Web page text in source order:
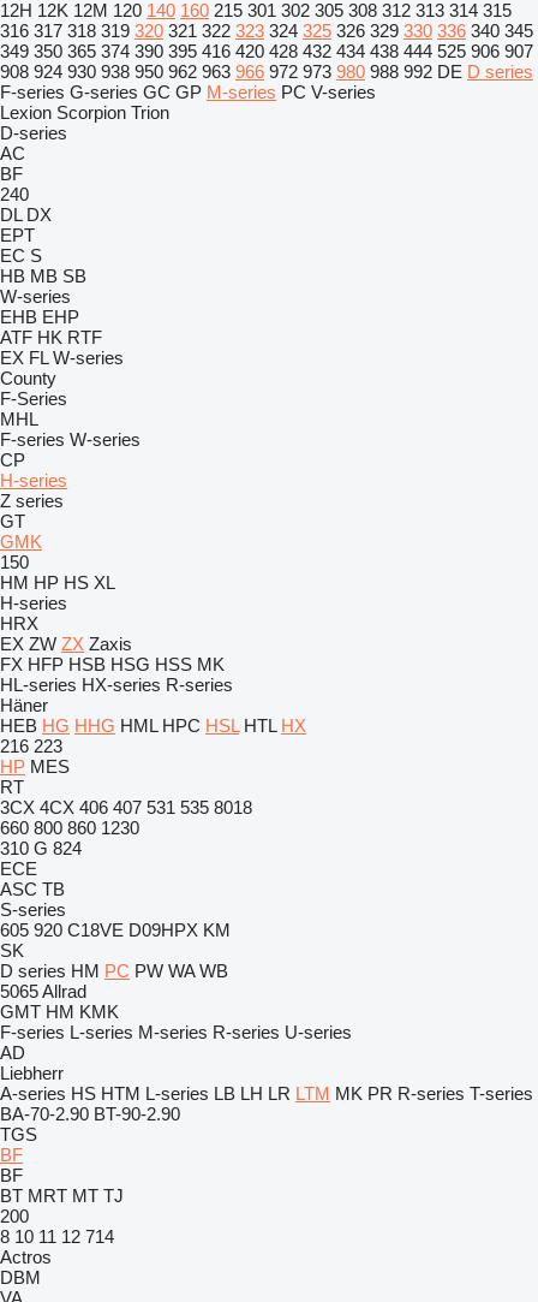
12H 12K 12M 120 140 160 215 301 302 305 308 312 313 314 315
316 317 318 319 320 321 322 323 324 325 326 329 330 336 340 345
349 350 365 374 390 395 416 420 428 432 434 438 444 525 906 907
908 924 930 938 950 962 963 966 972 973 980 988 992 DE D series
F-series G-series GC GP M-series PC V-series
Lexion Scorpion Trion
D-series
AC
BF
240
DL DX
EPT
EC S
HB MB SB
W-series
EHB EHP
ATF HK RTF
EX FL W-series
County
F-Series
MHL
F-series W-series
CP
H-series
Z series
GT
GMK
150
HM HP HS XL
H-series
HRX
EX ZW ZX Zaxis
FX HFP HSB HSG HSS MK
HL-series HX-series R-series
Häner
HEB HG HHG HML HPC HSL HTL HX
216 223
HP MES
RT
3CX 4CX 406 407 531 535 8018
660 800 860 1230
310 G 824
ECE
ASC TB
S-series
605 920 C18VE D09HPX KM
SK
D series HM PC PW WA WB
5065Allrad
GMT HM KMK
F-series L-series M-series R-series U-series
AD
Liebherr
A-series HS HTM L-series LB LH LR LTM MK PR R-series T-series
BA-70-2.90 BT-90-2.90
TGS
BF
BF
BT MRT MT TJ
200
8 10 11 12 714
Actros
DBM
VA